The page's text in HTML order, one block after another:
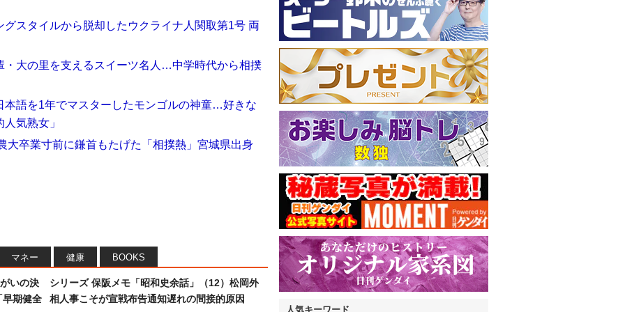
スタイルから脱却したウクライナ人関取第1号 両
・大の里を支えるスイーツ名人…中学時代から相撲
本語を1年でマスターしたモンゴルの神童…好きな
気熟女」
大卒業寸前に鎌首もたげた「相撲熱」宮城県出身
マネー 健康 BOOKS
いの決
早期健全
シリーズ 保阪メモ「昭和史余話」（12）松岡外
相人事こそが宣戦布告通知遅れの間接的原因
人気キーワード